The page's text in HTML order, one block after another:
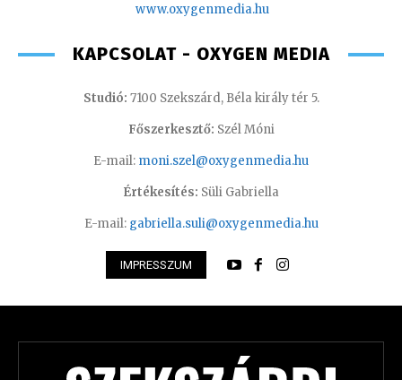
www.oxygenmedia.hu
KAPCSOLAT - OXYGEN MEDIA
Studió: 7100 Szekszárd, Béla király tér 5.
Főszerkesztő: Szél Móni
E-mail: moni.szel@oxygenmedia.hu
Értékesítés: Süli Gabriella
E-mail: gabriella.suli@oxygenmedia.hu
IMPRESSZUM